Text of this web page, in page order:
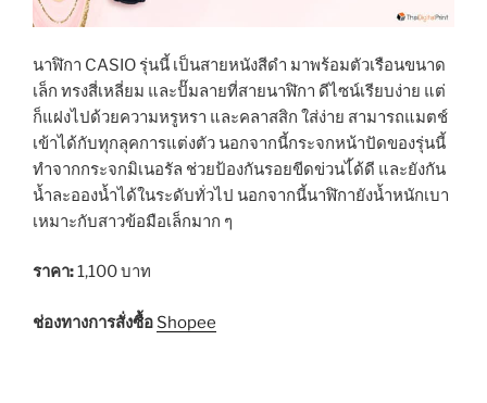
นาฬิกา CASIO รุ่นนี้ เป็นสายหนังสีดำ มาพร้อมตัวเรือนขนาด
เล็ก ทรงสี่เหลี่ยม และปั๊มลายที่สายนาฬิกา ดีไซน์เรียบง่าย แต่
ก็แฝงไปด้วยความหรูหรา และคลาสสิก ใส่ง่าย สามารถแมตช์
เข้าได้กับทุกลุคการแต่งตัว นอกจากนี้กระจกหน้าปัดของรุ่นนี้
ทำจากกระจกมิเนอรัล ช่วยป้องกันรอยขีดข่วนไ้ด้ดี และยังกัน
น้ำละอองน้ำได้ในระดับทั่วไป นอกจากนี้นาฬิกายังน้ำหนักเบา
เหมาะกับสาวข้อมือเล็กมาก ๆ
ราคา:1,100 บาท
ช่องทางการสั่งซื้อ Shopee